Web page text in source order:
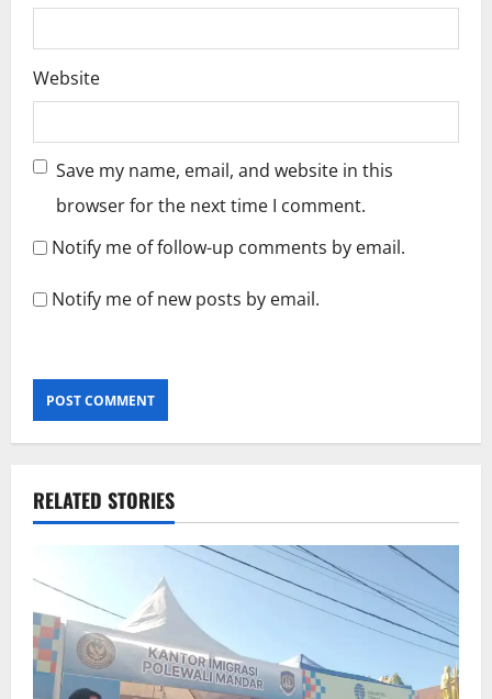
Website
Save my name, email, and website in this
browser for the next time I comment.
Notify me of follow-up comments by email.
Notify me of new posts by email.
RELATED STORIES